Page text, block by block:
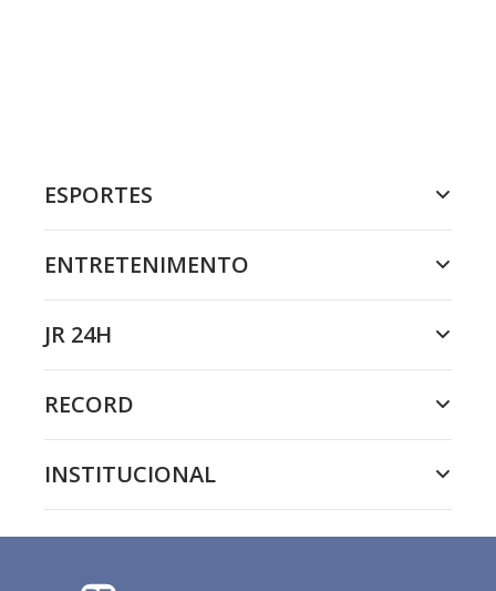
ESPORTES
ENTRETENIMENTO
JR 24H
RECORD
INSTITUCIONAL